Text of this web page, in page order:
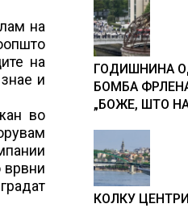
на
на
и
во
врвни
Србија
ГОДИШНИНА
БОМБА
„БОЖЕ, ШТО
учесниците
доживуваа
промени текот
КОЛКУ